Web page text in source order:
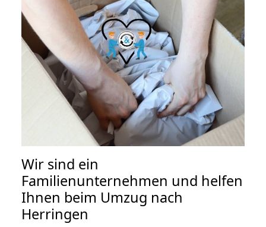
Wir sind ein
Familienunternehmen und helfen
Ihnen beim Umzug nach
Herringen